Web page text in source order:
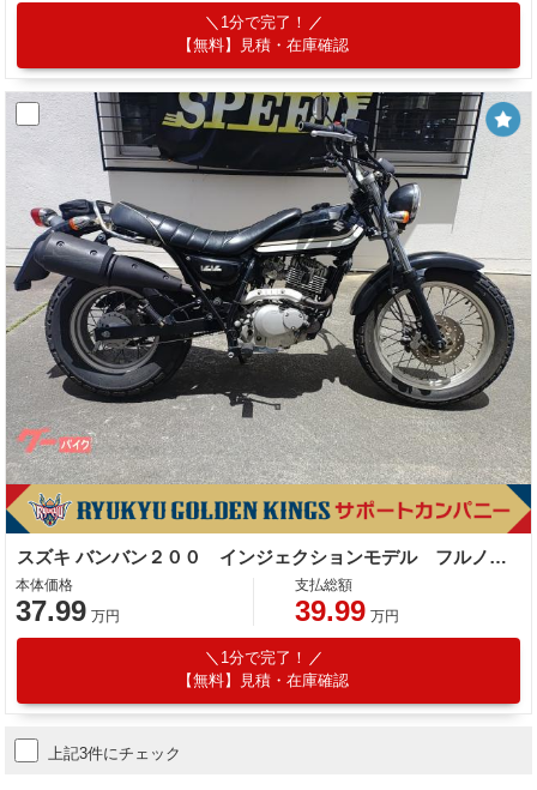
1分で完了！
【無料】見積・在庫確認
スズキ バンバン２００ インジェクションモデル フルノーマル
本体価格
37.99 万円
支払総額
39.99 万円
1分で完了！
【無料】見積・在庫確認
上記3件にチェック